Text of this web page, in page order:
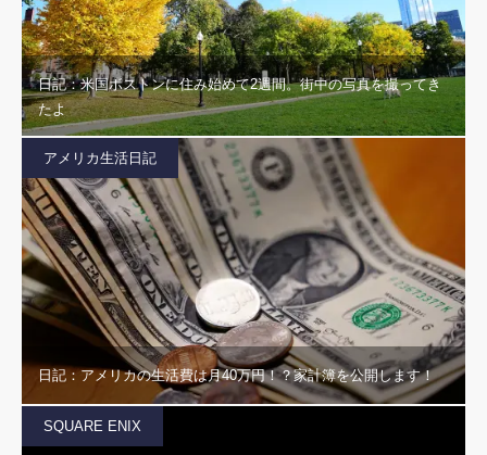
日記：米国ボストンに住み始めて2週間。街中の写真を撮ってき
たよ
アメリカ生活日記
日記：アメリカの生活費は月40万円！？家計簿を公開します！
SQUARE ENIX